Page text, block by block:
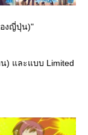
องญี่ปุ่น)"
) และแบบ Limited